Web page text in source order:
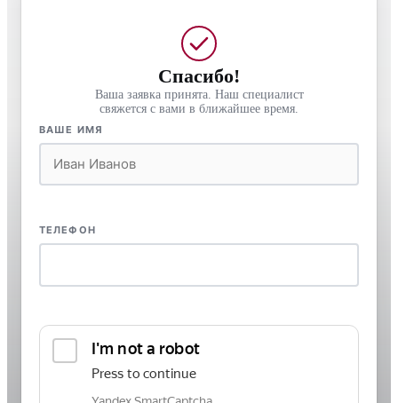
Спасибо!
Ваша заявка принята. Наш специалист
свяжется с вами в ближайшее время.
ВАШЕ ИМЯ
ТЕЛЕФОН